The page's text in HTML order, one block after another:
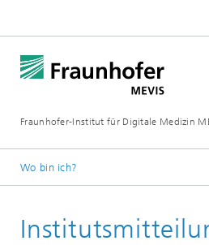
Fraunhofer-Institut für Digitale Medizin
Wo bin ich?
News & Media